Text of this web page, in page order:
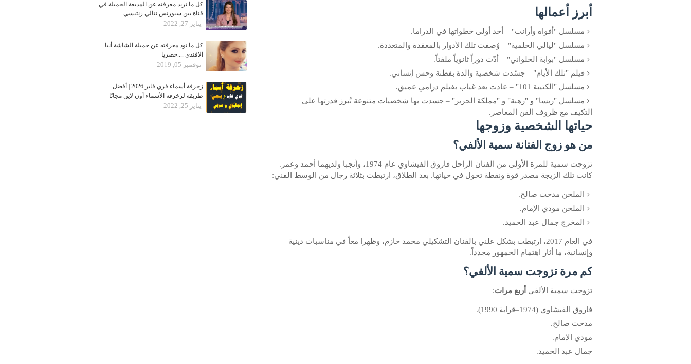
أبرز أعمالها
مسلسل "أفواه وأرانب" – أحد أولى خطواتها في الدراما.
مسلسل "ليالي الحلمية" – وُصفت تلك الأدوار بالمعقدة والمتعددة.
مسلسل "بوابة الحلواني" – أدّت دوراً ثانوياً ملفتاً.
فيلم "تلك الأيام" – جسّدت شخصية والدة بفطنة وحس إنساني.
مسلسل "الكتيبة 101" – عادت بعد غياب بفيلم درامي عميق.
مسلسل "ريسا" و "رهبة" و "مملكة الحرير" – جسدت بها شخصيات متنوعة تُبرز قدرتها على
التكيف مع ظروف الفن المعاصر.
حياتها الشخصية وزوجها
من هو زوج الفنانة سمية الألفي؟
تزوجت سمية للمرة الأولى من الفنان الراحل فاروق الفيشاوي عام 1974، وأنجبا ولديهما أحمد وعمر.
كانت تلك الزيجة مصدر قوة ونقطة تحول في حياتها. بعد الطلاق، ارتبطت بثلاثة رجال من الوسط الفني:
الملحن مدحت صالح.
الملحن مودي الإمام.
المخرج جمال عبد الحميد.
في العام 2017، ارتبطت بشكل علني بالفنان التشكيلي محمد حازم، وظهرا معاً في مناسبات دينية
وإنسانية، ما أثار اهتمام الجمهور مجدداً.
كم مرة تزوجت سمية الألفي؟
تزوجت سمية الألفي أربع مرات:
فاروق الفيشاوي (1974–قرابة 1990).
مدحت صالح.
مودي الإمام.
جمال عبد الحميد.
كل ما تريد معرفته عن المذيعة الجميلة في
قناة بين سبورتس نتالي رنتيسي
يناير 27, 2022
كل ما تود معرفته عن جميلة الشاشة أنيا
الافندي ....حصريا
نوفمبر 05, 2019
زخرفة أسماء فري فاير 2026 | أفضل
طريقة لزخرفة الأسماء أون لاين مجانًا
يناير 25, 2022